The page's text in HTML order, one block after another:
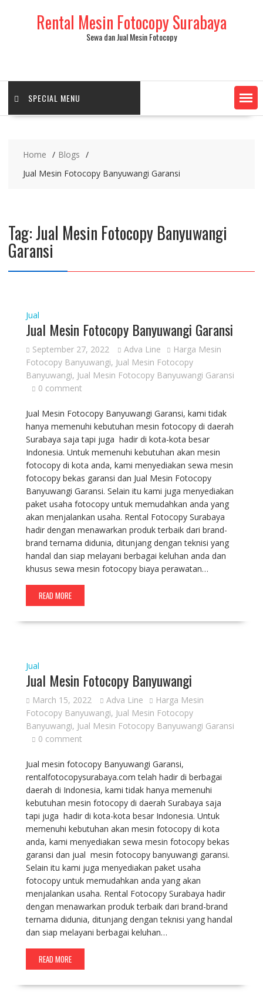
Rental Mesin Fotocopy Surabaya
Sewa dan Jual Mesin Fotocopy
SPECIAL MENU
Home
Blogs
Jual Mesin Fotocopy Banyuwangi Garansi
Tag:Jual Mesin Fotocopy Banyuwangi
Garansi
Jual
Jual Mesin Fotocopy Banyuwangi Garansi
September 27, 2022 Adva Line
Harga Mesin
Fotocopy Banyuwangi, Jual Mesin Fotocopy
Banyuwangi, Jual Mesin Fotocopy Banyuwangi Garansi
0 comment
Jual Mesin Fotocopy Banyuwangi Garansi, kami tidak
hanya memenuhi kebutuhan mesin fotocopy di daerah
Surabaya saja tapi juga hadir di kota-kota besar
Indonesia. Untuk memenuhi kebutuhan akan mesin
fotocopy di kota anda, kami menyediakan sewa mesin
fotocopy bekas garansi dan Jual Mesin Fotocopy
Banyuwangi Garansi. Selain itu kami juga menyediakan
paket usaha fotocopy untuk memudahkan anda yang
akan menjalankan usaha. Rental Fotocopy Surabaya
hadir dengan menawarkan produk terbaik dari brand-
brand ternama didunia, ditunjang dengan teknisi yang
handal dan siap melayani berbagai keluhan anda dan
khusus sewa mesin fotocopy biaya perawatan…
READ MORE
Jual
Jual Mesin Fotocopy Banyuwangi
March 15, 2022 Adva Line
Harga Mesin
Fotocopy Banyuwangi, Jual Mesin Fotocopy
Banyuwangi, Jual Mesin Fotocopy Banyuwangi Garansi
0 comment
Jual mesin fotocopy Banyuwangi Garansi,
rentalfotocopysurabaya.com telah hadir di berbagai
daerah di Indonesia, kami tidak hanya memenuhi
kebutuhan mesin fotocopy di daerah Surabaya saja
tapi juga hadir di kota-kota besar Indonesia. Untuk
memenuhi kebutuhan akan mesin fotocopy di kota
anda, kami menyediakan sewa mesin fotocopy bekas
garansi dan jual mesin fotocopy banyuwangi garansi.
Selain itu kami juga menyediakan paket usaha
fotocopy untuk memudahkan anda yang akan
menjalankan usaha. Rental Fotocopy Surabaya hadir
dengan menawarkan produk terbaik dari brand-brand
ternama didunia, ditunjang dengan teknisi yang handal
dan siap melayani berbagai keluhan…
READ MORE